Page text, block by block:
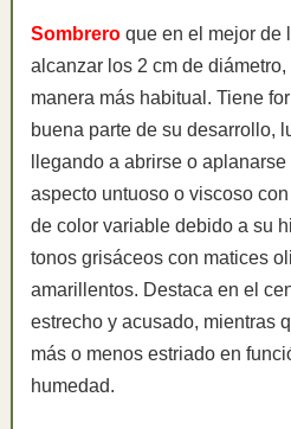
Sombrero que en el mejor de
alcanzar los 2 cm de diámetro,
manera más habitual. Tiene
buena parte de su desarrollo,
llegando a abrirse o
aspecto untuoso o viscoso
de color variable debido a su
tonos grisáceos con matices
amarillentos. Destaca en el
estrecho y acusado, mientras
más o menos estriado en
humedad.